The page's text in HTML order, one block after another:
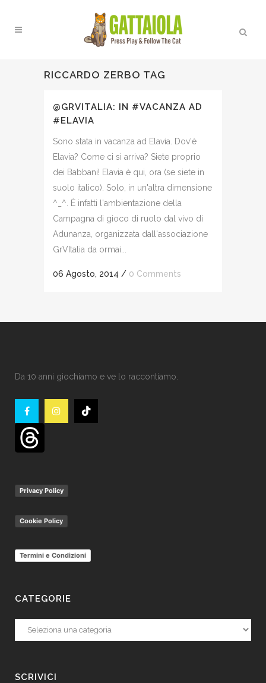
RICCARDO ZERBO TAG
@GRVITALIA: IN #VACANZA AD
#ELAVIA
Sono stata in vacanza ad Elavia. Dov'è
Elavia? Come ci si arriva? Siete proprio
dei Babbani! Elavia è qui, ora (se siete in
suolo italico). Solo, in un'altra dimensione
^_^. È infatti l'ambientazione della
Campagna di gioco di ruolo dal vivo di
Adunanza, organizzata dall'associazione
GrVItalia da ormai...
06 Agosto, 2014 / 0 Comments
Da 10 anni giochiamo e ve lo raccontiamo.
Privacy Policy
Cookie Policy
Termini e Condizioni
CATEGORIE
Categorie
SCRIVICI